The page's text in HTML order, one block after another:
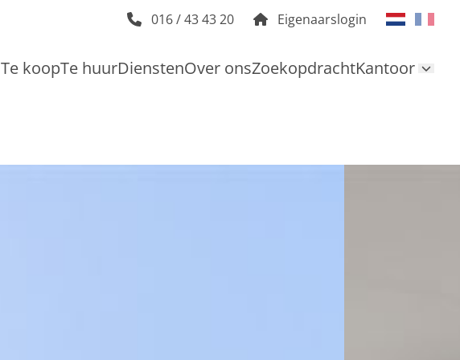
016 / 43 43 20 Eigenaarslogin
Te koopTe huurDienstenOver onsZoekopdrachtKantoor